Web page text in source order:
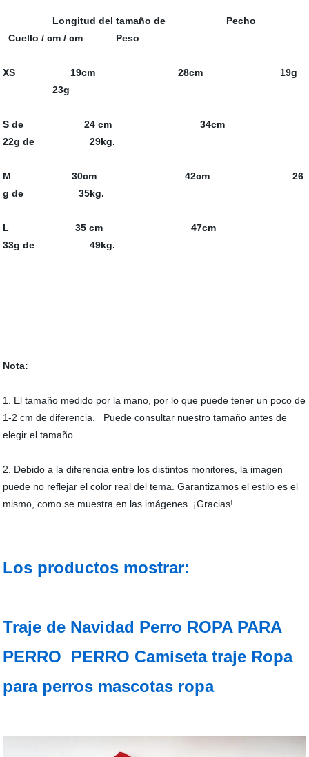
Longitud del tamaño de Pecho
Cuello / cm / cm Peso
XS 19cm 28cm 19g
23g
S de 24 cm
34cm
22g de 29kg.
M 30cm
42cm 26
g de 35kg.
L 35 cm
47cm
33g de 49kg.
Nota:
1. El tamaño medido por la mano, por lo que puede tener un poco de
1-2 cm de diferencia. Puede consultar nuestro tamaño antes de
elegir el tamaño.
2. Debido a la diferencia entre los distintos monitores, la imagen
puede no reflejar el color real del tema. Garantizamos el estilo es el
mismo, como se muestra en las imágenes. ¡Gracias!
Los productos mostrar:
Traje de Navidad Perro ROPA PARA
PERRO PERRO Camiseta traje Ropa
para perros mascotas ropa